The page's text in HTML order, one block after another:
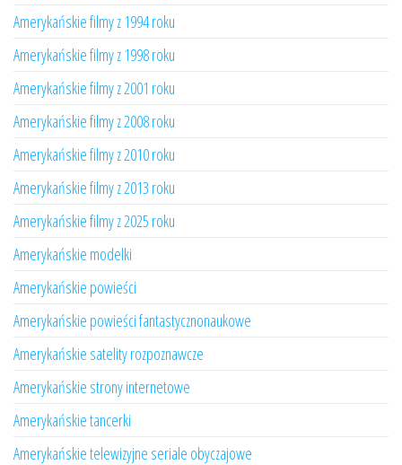
Amerykańskie filmy z 1994 roku
Amerykańskie filmy z 1998 roku
Amerykańskie filmy z 2001 roku
Amerykańskie filmy z 2008 roku
Amerykańskie filmy z 2010 roku
Amerykańskie filmy z 2013 roku
Amerykańskie filmy z 2025 roku
Amerykańskie modelki
Amerykańskie powieści
Amerykańskie powieści fantastycznonaukowe
Amerykańskie satelity rozpoznawcze
Amerykańskie strony internetowe
Amerykańskie tancerki
Amerykańskie telewizyjne seriale obyczajowe